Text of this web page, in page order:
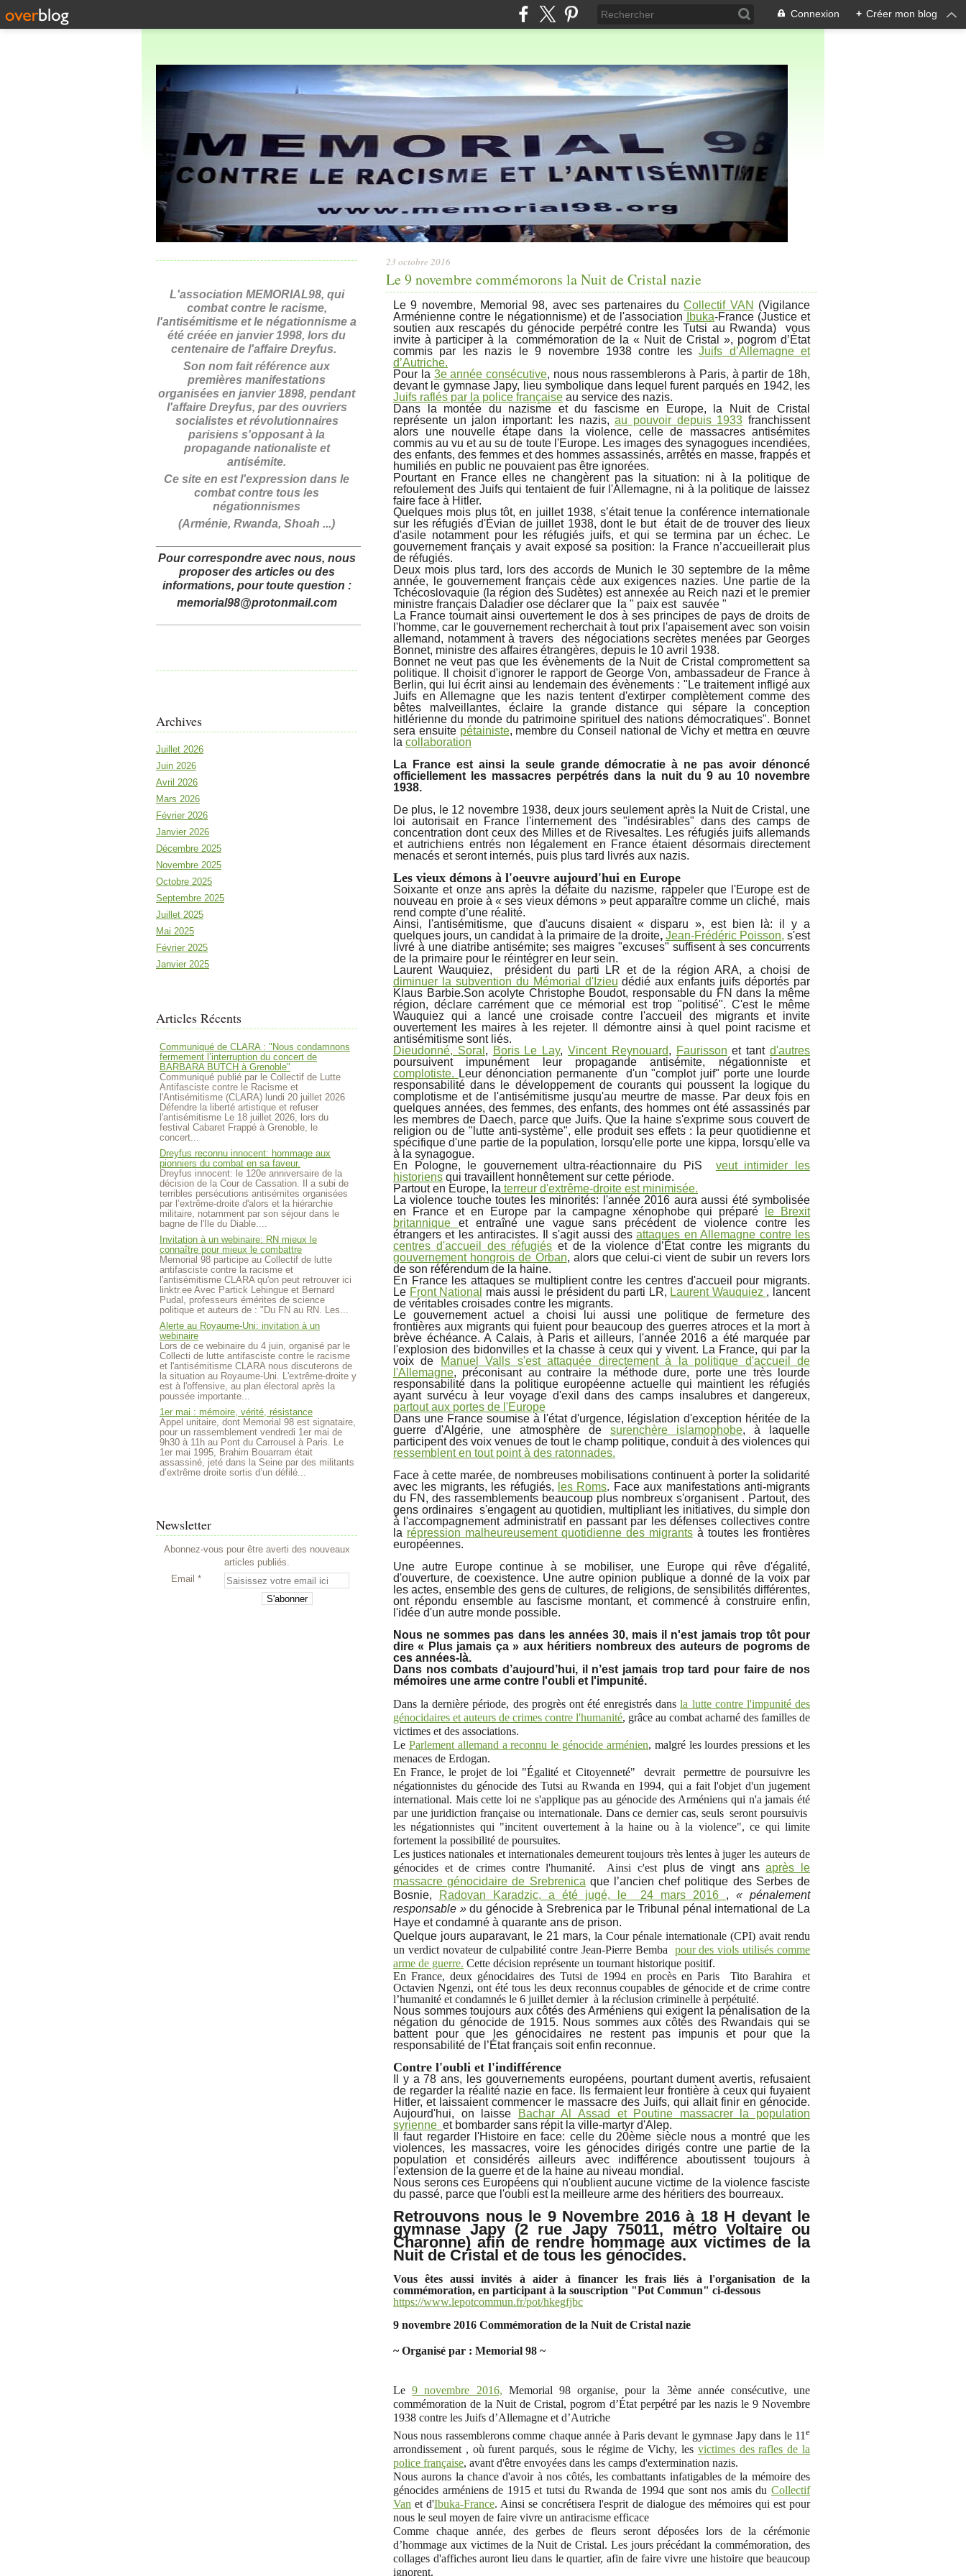
Connexion + Créer mon blog
L'association MEMORIAL98, qui
combat contre le racisme,
l'antisémitisme et le négationnisme a
été créée en janvier 1998, lors du
centenaire de l'affaire Dreyfus.
Son nom fait référence aux
premières manifestations
organisées en janvier 1898, pendant
l'affaire Dreyfus, par des ouvriers
socialistes et révolutionnaires
parisiens s'opposant à la
propagande nationaliste et
antisémite.
Ce site en est l'expression dans le
combat contre tous les
négationnismes
(Arménie, Rwanda, Shoah ...)
_______________________________________
Pour correspondre avec nous, nous
proposer des articles ou des
informations, pour toute question :
memorial98@protonmail.com
_______________________________________
Archives
Juillet 2026
Juin 2026
Avril 2026
Mars 2026
Février 2026
Janvier 2026
Décembre 2025
Novembre 2025
Octobre 2025
Septembre 2025
Juillet 2025
Mai 2025
Février 2025
Janvier 2025
Articles Récents
Communiqué de CLARA : "Nous condamnons
fermement l’interruption du concert de
BARBARA BUTCH à Grenoble"
Communiqué publié par le Collectif de Lutte
Antifasciste contre le Racisme et
l'Antisémitisme (CLARA) lundi 20 juillet 2026
Défendre la liberté artistique et refuser
l'antisémitisme Le 18 juillet 2026, lors du
festival Cabaret Frappé à Grenoble, le
concert...
Dreyfus reconnu innocent: hommage aux
pionniers du combat en sa faveur.
Dreyfus innocent: le 120e anniversaire de la
décision de la Cour de Cassation. Il a subi de
terribles persécutions antisémites organisées
par l’extrême-droite d'alors et la hiérarchie
militaire, notamment par son séjour dans le
bagne de l'Ile du Diable....
Invitation à un webinaire: RN mieux le
connaître pour mieux le combattre
Memorial 98 participe au Collectif de lutte
antifasciste contre la racisme et
l'antisémitisme CLARA qu'on peut retrouver ici
linktr.ee Avec Partick Lehingue et Bernard
Pudal, professeurs émérites de science
politique et auteurs de : "Du FN au RN. Les...
Alerte au Royaume-Uni: invitation à un
webinaire
Lors de ce webinaire du 4 juin, organisé par le
Collecti de lutte antifasciste contre le racisme
et l'antisémitisme CLARA nous discuterons de
la situation au Royaume-Uni. L'extrême-droite y
est à l'offensive, au plan électoral après la
poussée importante...
1er mai : mémoire, vérité, résistance
Appel unitaire, dont Memorial 98 est signataire,
pour un rassemblement vendredi 1er mai de
9h30 à 11h au Pont du Carrousel à Paris. Le
1er mai 1995, Brahim Bouarram était
assassiné, jeté dans la Seine par des militants
d’extrême droite sortis d’un défilé...
Newsletter
Abonnez-vous pour être averti des nouveaux
articles publiés.
Email
23 octobre 2016
Le 9 novembre commémorons la Nuit de Cristal nazie
Le 9 novembre, Memorial 98, avec ses partenaires duCollectif VAN (Vigilance
Arménienne contre le négationnisme) et de l'association Ibuka-France (Justice et
soutien aux rescapés du génocide perpétré contre les Tutsi au Rwanda) vous
invite à participer à la commémoration de la « Nuit de Cristal », pogrom d’État
commis par les nazis le 9 novembre 1938 contre lesJuifs d’Allemagne et
d’Autriche.
Pour la 3e année consécutive, nous nous rassemblerons à Paris, à partir de 18h,
devant le gymnase Japy, lieu symbolique dans lequel furent parqués en 1942, les
Juifs raflés par la police française au service des nazis.
Dans la montée du nazisme et du fascisme en Europe, la Nuit de Cristal
représente un jalon important: les nazis,au pouvoir depuis 1933 franchissent
alors une nouvelle étape dans la violence, celle de massacres antisémites
commis au vu et au su de toute l'Europe. Les images des synagogues incendiées,
des enfants, des femmes et des hommes assassinés, arrêtés en masse, frappés et
humiliés en public ne pouvaient pas être ignorées.
Pourtant en France elles ne changèrent pas la situation: ni à la politique de
refoulement des Juifs qui tentaient de fuir l'Allemagne, ni à la politique de laissez
faire face à Hitler.
Quelques mois plus tôt, en juillet 1938, s’était tenue la conférence internationale
sur les réfugiés d'Évian de juillet 1938, dont le but était de de trouver des lieux
d'asile notamment pour les réfugiés juifs, et qui se termina par un échec. Le
gouvernement français y avait exposé sa position: la France n’accueillerait plus
de réfugiés.
Deux mois plus tard, lors des accords de Munich le 30 septembre de la même
année, le gouvernement français cède aux exigences nazies. Une partie de la
Tchécoslovaquie (la région des Sudètes) est annexée au Reich nazi et le premier
ministre français Daladier ose déclarer que la " paix est sauvée "
La France tournait ainsi ouvertement le dos à ses principes de pays de droits de
l'homme, car le gouvernement recherchait à tout prix l'apaisement avec son voisin
allemand, notamment à travers des négociations secrètes menées par Georges
Bonnet, ministre des affaires étrangères, depuis le 10 avril 1938.
Bonnet ne veut pas que les évènements de la Nuit de Cristal compromettent sa
politique. Il choisit d'ignorer le rapport de George Von, ambassadeur de France à
Berlin, qui lui écrit ainsi au lendemain des évènements : "Le traitement infligé aux
Juifs en Allemagne que les nazis tentent d'extirper complètement comme des
bêtes malveillantes, éclaire la grande distance qui sépare la conception
hitlérienne du monde du patrimoine spirituel des nations démocratiques". Bonnet
sera ensuite pétainiste, membre du Conseil national de Vichy et mettra en œuvre
la collaboration
La France est ainsi la seule grande démocratie à ne pas avoir dénoncé
officiellement les massacres perpétrés dans la nuit du 9 au 10 novembre
1938.
De plus, le 12 novembre 1938, deux jours seulement après la Nuit de Cristal, une
loi autorisait en France l'internement des "indésirables" dans des camps de
concentration dont ceux des Milles et de Rivesaltes. Les réfugiés juifs allemands
et autrichiens entrés non légalement en France étaient désormais directement
menacés et seront internés, puis plus tard livrés aux nazis.
Les vieux démons à l'oeuvre aujourd'hui en Europe
Soixante et onze ans après la défaite du nazisme, rappeler que l'Europe est de
nouveau en proie à « ses vieux démons » peut apparaître comme un cliché, mais
rend compte d’une réalité.
Ainsi, l'antisémitisme, que d'aucuns disaient « disparu », est bien là: il y a
quelques jours, un candidat à la primaire de la droite, Jean-Frédéric Poisson, s'est
livré à une diatribe antisémite; ses maigres "excuses" suffisent à ses concurrents
de la primaire pour le réintégrer en leur sein.
Laurent Wauquiez, président du parti LR et de la région ARA, a choisi de
diminuer la subvention du Mémorial d'Izieu dédié aux enfants juifs déportés par
Klaus Barbie.Son acolyte Christophe Boudot, responsable du FN dans la même
région, déclare carrément que ce mémorial est trop "politisé". C'est le même
Wauquiez qui a lancé une croisade contre l'accueil des migrants et invite
ouvertement les maires à les rejeter. Il démontre ainsi à quel point racisme et
antisémitisme sont liés.
Dieudonné, Soral , Boris Le Lay,Vincent Reynouard, Faurisson et tantd'autres
poursuivent impunément leur propagande antisémite, négationniste et
complotiste. Leur dénonciation permanente d'un "complot juif" porte une lourde
responsabilité dans le développement de courants qui poussent la logique du
complotisme et de l'antisémitisme jusqu'au meurtre de masse. Par deux fois en
quelques années, des femmes, des enfants, des hommes ont été assassinés par
les membres de Daech, parce que Juifs. Que la haine s'exprime sous couvert de
religion ou de "lutte anti-système", elle produit ses effets : la peur quotidienne et
spécifique d'une partie de la population, lorsqu'elle porte une kippa, lorsqu'elle va
à la synagogue.
En Pologne, le gouvernement ultra-réactionnaire du PiS veut intimider les
historiens qui travaillent honnêtement sur cette période.
Partout en Europe, la terreur d'extrême-droite est minimisée.
La violence touche toutes les minorités: l'année 2016 aura aussi été symbolisée
en France et en Europe par la campagne xénophobe qui préparé
le Brexit
britannique et entraîné une vague sans précédent de violence contre les
étrangers et les antiracistes. Il s'agit aussi desattaques en Allemagne contre les
centres d'accueil des réfugiés et de la violence d’État contre les migrants du
gouvernement hongrois de Orban, alors que celui-ci vient de subir un revers lors
de son référendum de la haine.
En France les attaques se multiplient contre les centres d'accueil pour migrants.
Le Front National mais aussi le président du parti LR, Laurent Wauquiez , lancent
de véritables croisades contre les migrants.
Le gouvernement actuel a choisi lui aussi une politique de fermeture des
frontières aux migrants qui fuient pour beaucoup des guerres atroces et la mort à
brève échéance. A Calais, à Paris et ailleurs, l'année 2016 a été marquée par
l'explosion des bidonvilles et la chasse à ceux qui y vivent. La France, qui par la
voix de
Manuel Valls s'est attaquée directement à la politique d'accueil de
l'Allemagne, préconisant au contraire la méthode dure, porte une très lourde
responsabilité dans la politique européenne actuelle qui maintient les réfugiés
ayant survécu à leur voyage d'exil dans des camps insalubres et dangereux,
partout aux portes de l'Europe
Dans une France soumise à l'état d'urgence, législation d'exception héritée de la
guerre d'Algérie, une atmosphère de surenchère islamophobe, à laquelle
participent des voix venues de tout le champ politique, conduit à des violences qui
ressemblent en tout point à des ratonnades.
Face à cette marée, de nombreuses mobilisations continuent à porter la solidarité
avec les migrants, les réfugiés, les Roms. Face aux manifestations anti-migrants
du FN, des rassemblements beaucoup plus nombreux s'organisent . Partout, des
gens ordinaires s'engagent au quotidien, multipliant les initiatives, du simple don
à l'accompagnement administratif en passant par les défenses collectives contre
la répression malheureusement quotidienne des migrants à toutes les frontières
européennes.
Une autre Europe continue à se mobiliser, une Europe qui rêve d'égalité,
d'ouverture, de coexistence. Une autre opinion publique a donné de la voix par
les actes, ensemble des gens de cultures, de religions, de sensibilités différentes,
ont répondu ensemble au fascisme montant, et commencé à construire enfin,
l'idée d'un autre monde possible.
Nous ne sommes pas dans les années 30, mais il n'est jamais trop tôt pour
dire « Plus jamais ça » aux héritiers nombreux des auteurs de pogroms de
ces années-là.
Dans nos combats d’aujourd’hui, il n’est jamais trop tard pour faire de nos
mémoires une arme contre l'oubli et l'impunité.
Dans la dernière période, des progrès ont été enregistrés dansla lutte contre l'impunité des
génocidaires et auteurs de crimes contre l'humanité, grâce au combat acharné des familles de
victimes et des associations.
Le Parlement allemand a reconnu le génocide arménien, malgré les lourdes pressions et les
menaces de Erdogan.
En France, le projet de loi "Égalité et Citoyenneté" devrait permettre de poursuivre les
négationnistes du génocide des Tutsi au Rwanda en 1994, qui a fait l'objet d'un jugement
international. Mais cette loi ne s'applique pas au génocide des Arméniens qui n'a jamais été
par une juridiction française ou internationale. Dans ce dernier cas, seuls seront poursuivis
les négationnistes qui "incitent ouvertement à la haine ou à la violence", ce qui limite
fortement la possibilité de poursuites.
Les justices nationales et internationales demeurent toujours très lentes à juger les auteurs de
génocides et de crimes contre l'humanité. Ainsi c'est plus de vingt ansaprès le
massacre génocidaire de Srebrenica que l’ancien chef politique des Serbes de
Bosnie,
Radovan Karadzic, a été jugé, le 24 mars 2016 ,« pénalement
responsable »du génocide à Srebrenica par le Tribunal pénal international de La
Haye et condamné à quarante ans de prison.
Quelque jours auparavant, le 21 mars, la Cour pénale internationale (CPI) avait rendu
un verdict novateur de culpabilitécontre Jean-Pierre Bemba pour des viols utilisés comme
arme de guerre. Cette décision représente un tournant historique positif.
En France, deux génocidaires des Tutsi de 1994 en procès en Paris Tito Barahira et
Octavien Ngenzi, ont été tous les deux reconnus coupables de génocide et de crime contre
l’humanité et condamnés le 6 juillet dernier à la réclusion criminelle à perpétuité.
Nous sommes toujours aux côtés des Arméniens qui exigent la pénalisation de la
négation du génocide de 1915. Nous sommes aux côtés des Rwandais qui se
battent pour que les génocidaires ne restent pas impunis et pour que la
responsabilité de l’État français soit enfin reconnue.
Contre l'oubli et l'indifférence
Il y a 78 ans, les gouvernements européens, pourtant dument avertis, refusaient
de regarder la réalité nazie en face. Ils fermaient leur frontière à ceux qui fuyaient
Hitler, et laissaient commencer le massacre des Juifs, qui allait finir en génocide.
Aujourd'hui, on laisse
Bachar Al Assad et Poutine massacrer la population
syrienne et bombarder sans répit la ville-martyr d'Alep.
Il faut regarder l'Histoire en face: celle du 20ème siècle nous a montré que les
violences, les massacres, voire les génocides dirigés contre une partie de la
population et considérés ailleurs avec indifférence aboutissent toujours à
l'extension de la guerre et de la haine au niveau mondial.
Nous serons ces Européens qui n'oublient aucune victime de la violence fasciste
du passé, parce que l'oubli est la meilleure arme des héritiers des bourreaux.
Retrouvons nous le 9 Novembre 2016 à 18 H devant le
gymnase Japy (2 rue Japy 75011, métro Voltaire ou
Charonne) afin de rendre hommage aux victimes de la
Nuit de Cristal et de tous les génocides.
Vous êtes aussi invités à aider à financer les frais liés à l'organisation de la
commémoration, en participant à la souscription "Pot Commun" ci-dessous
https://www.lepotcommun.fr/pot/hkegfjbc
9 novembre 2016 Commémoration de la Nuit de Cristal nazie
~ Organisé par : Memorial 98 ~
Le9 novembre 2016, Memorial 98 organise, pour la 3ème année consécutive, une
commémoration de la Nuit de Cristal, pogrom d’État perpétré par les nazis le 9 Novembre
1938 contre les Juifs d’Allemagne et d’Autriche
Nous nous rassemblerons comme chaque année à Paris devant le gymnase Japy dans le 11 e
arrondissement , où furent parqués, sous le régime de Vichy, les victimes des rafles de la
police française, avant d'être envoyées dans les camps d'extermination nazis.
Nous aurons la chance d'avoir à nos côtés, les combattants infatigables de la mémoire des
génocides arméniens de 1915 et tutsi du Rwanda de 1994 que sont nos amis du Collectif
Van et d'Ibuka-France. Ainsi se concrétisera l'esprit de dialogue des mémoires qui est pour
nous le seul moyen de faire vivre un antiracisme efficace
Comme chaque année, des gerbes de fleurs seront déposées lors de la cérémonie
d’hommage aux victimes de la Nuit de Cristal. Les jours précédant la commémoration, des
collages d'affiches auront lieu dans le quartier, afin de faire vivre une histoire que beaucoup
ignorent.